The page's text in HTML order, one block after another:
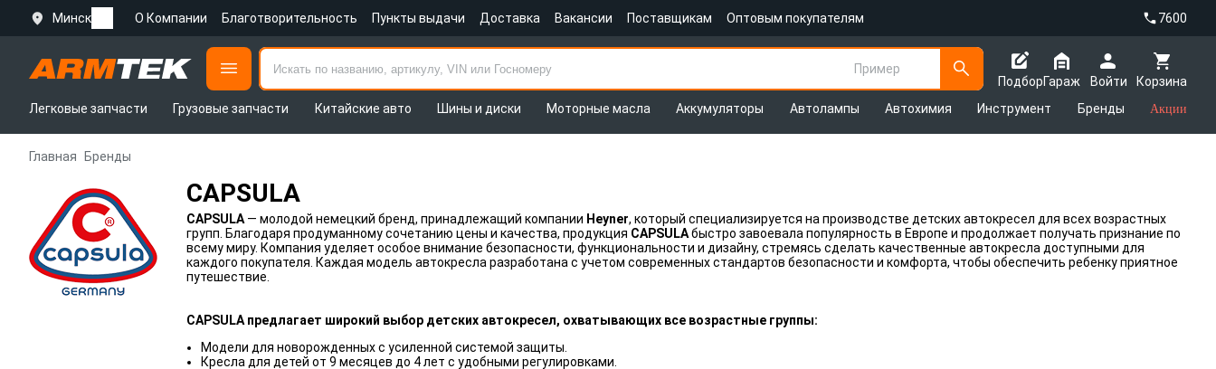
Минск О Компании Благотворительность Пункты выдачи Доставка Вакансии Поставщикам Оптовым покупателям 7600
Пример
Подбор
Корзина
Гараж
Войти
Легковые запчасти
Грузовые запчасти Китайские авто Шины и диски Моторные масла Аккумуляторы Автолампы Автохимия Инструмент Бренды Акции
Главная Бренды
CAPSULA
CAPSULA — молодой немецкий бренд, принадлежащий компании Heyner, который специализируется на производстве детских автокресел для всех возрастных
групп. Благодаря продуманному сочетанию цены и качества, продукция CAPSULAбыстро завоевала популярность в Европе и продолжает получать признание по
всему миру. Компания уделяет особое внимание безопасности, функциональности и дизайну, стремясь сделать качественные автокресла доступными для
каждого покупателя. Каждая модель автокресла разработана с учетом современных стандартов безопасности и комфорта, чтобы обеспечить ребенку приятное
путешествие.
CAPSULA предлагает широкий выбор детских автокресел, охватывающих все возрастные группы:
Модели для новорожденных с усиленной системой защиты.
Кресла для детей от 9 месяцев до 4 лет с удобными регулировками.